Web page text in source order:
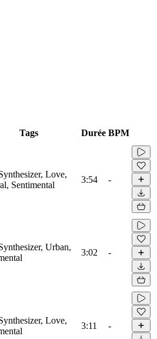
Tags Durée BPM
Love,
Sentimental
3:54 -
Urban,
3:02 -
Love,
3:11 -